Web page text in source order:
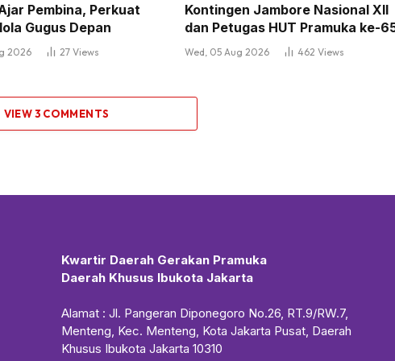
Pembina, Perkuat
Gugus Depan
2026 27Views
Kontingen Jambore Nasional XII
dan Petugas HUT Pramuka ke-
Wed, 05 Aug 2026 462 Views
VIEW 3 COMMENTS
Kwartir Daerah Gerakan Pramuka
Daerah Khusus Ibukota Jakarta
Alamat : Jl. Pangeran Diponegoro No.26, RT.9/RW.7,
Menteng, Kec. Menteng, Kota Jakarta Pusat, Daerah
Khusus Ibukota Jakarta 10310